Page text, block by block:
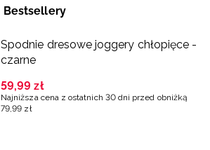
Bestsellery
Spodnie dresowe joggery chłopięce -
czarne
59,99 zł
Najniższa cena z ostatnich 30 dni przed obniżką
79,99 zł